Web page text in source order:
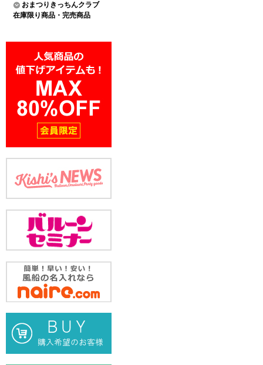
おまつりきっちんクラブ
在庫限り商品・完売商品